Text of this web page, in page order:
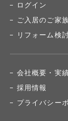
ログイン
ご入居のご家
リフォーム検
会社概要・実
採用情報
プライバシー